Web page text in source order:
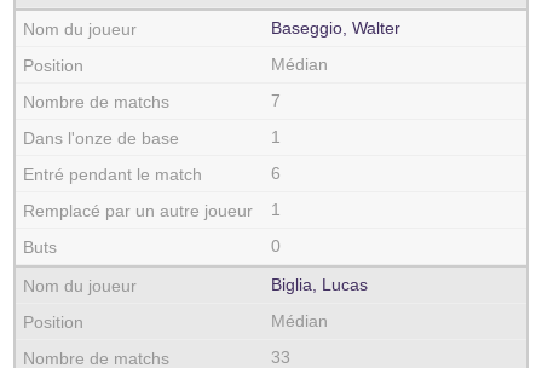
Baseggio, Walter
Médian
7
1
6
1
0
Biglia, Lucas
Médian
33